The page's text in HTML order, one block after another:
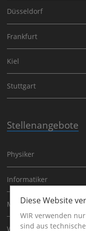
Düsseldorf
Frankfurt
Kiel
Stuttgart
Stellenangebote
Physiker
Informatiker
Mathematiker
Werkstudent
Diese Website
WIR verwenden
sind aus